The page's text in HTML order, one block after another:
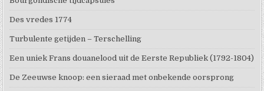
Des vredes 1774
Turbulente getijden – Terschelling
Een uniek Frans douanelood uit de Eerste Republiek (1792-1804)
De Zeeuwse knoop: een sieraad met onbekende oorsprong